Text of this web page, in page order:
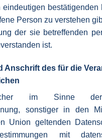
eindeutigen bestätigenden
Person zu verstehen
der sie betreffenden
ist.
Anschrift des für die
im Sinne der
sonstiger in den
Union geltenden
mit